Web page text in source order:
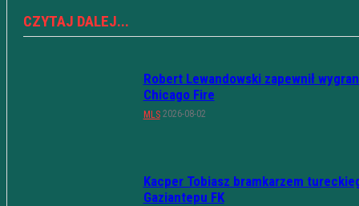
CZYTAJ DALEJ...
Robert Lewandowski zapewnił
Chicago Fire
MLS 2026-08-02
Kacper Tobiasz bramkarzem
Gaziantepu FK